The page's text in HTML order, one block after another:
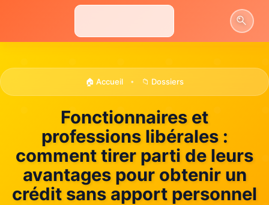
🏠 Accueil • 📁 Dossiers
Fonctionnaires et
professions libérales :
comment tirer parti de leurs
avantages pour obtenir un
crédit sans apport personnel